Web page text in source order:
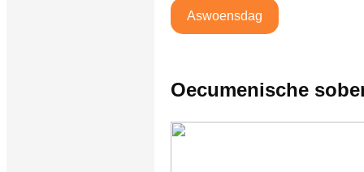
Aswoensdag
Oecumenische